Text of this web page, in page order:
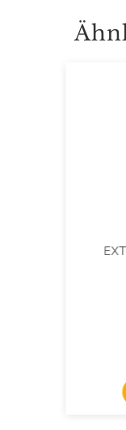
Struktur. Gute